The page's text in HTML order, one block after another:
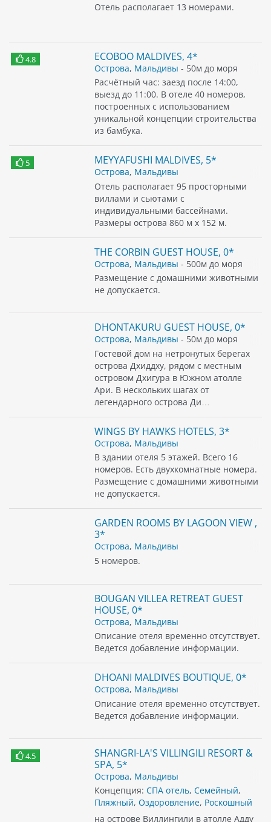
Отель располагает 13 номерами.
4.8 ECOBOO MALDIVES, 4*
Острова, Мальдивы - 50м до моря
Расчётный час: заезд после 14:00,
выезд до 11:00. В отеле 40 номеров,
построенных с использованием
уникальной концепции строительства
из бамбука.
5 MEYYAFUSHI MALDIVES, 5*
Острова, Мальдивы
Отель располагает 95 просторными
виллами и сьютами с
индивидуальными бассейнами.
Размеры острова 860 м x 152 м.
THE CORBIN GUEST HOUSE, 0*
Острова, Мальдивы - 500м до моря
Размещение с домашними животными
не допускается.
DHONTAKURU GUEST HOUSE, 0*
Острова, Мальдивы - 50м до моря
Гостевой дом на нетронутых берегах
острова Дхиддху, рядом с местным
островом Дхигура в Южном атолле
Ари. В нескольких шагах от
легендарного острова Ди…
WINGS BY HAWKS HOTELS, 3*
Острова, Мальдивы
В здании отеля 5 этажей. Всего 16
номеров. Есть двухкомнатные номера.
Размещение с домашними животными
не допускается.
GARDEN ROOMS BY LAGOON VIEW ,
3*
Острова, Мальдивы
5 номеров.
BOUGAN VILLEA RETREAT GUEST
HOUSE, 0*
Острова, Мальдивы
Описание отеля временно отсутствует.
Ведется добавление информации.
DHOANI MALDIVES BOUTIQUE, 0*
Острова, Мальдивы
Описание отеля временно отсутствует.
Ведется добавление информации.
4.5
SHANGRI-LA'S VILLINGILI RESORT &
SPA, 5*
Острова, Мальдивы
Концепция:СПА отель,Семейный,
Пляжный,Оздоровление, Роскошный
на острове Виллингили в атолле Адду